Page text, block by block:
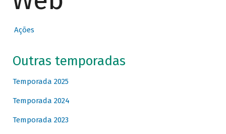
Ações
Outras temporadas
Temporada 2025
Temporada 2024
Temporada 2023